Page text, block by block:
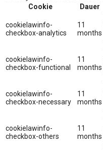
Cookie
Dauer
cookielawinfo-
checkbox-analytics
11
months
cookielawinfo-
checkbox-functional
11
months
cookielawinfo-
checkbox-necessary
11
months
cookielawinfo-
checkbox-others
11
months